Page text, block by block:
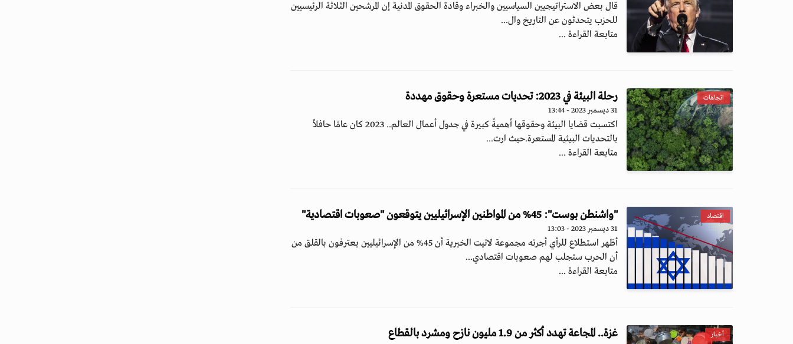
قال بعض الاستراتيجيين السياسيين والخبراء وقادة الحقوق المدنية إن المرشحين الثلاثة الرئيسيين
للحزب يتحدثون عن التاريخ وال...
متابعة القراءة ...
اتجاهات رحلة البيئة في 2023: تحديات مستعرة وحقوق مهددة
31 ديسمبر 2023 - 13:44
اكتسبت قضايا البيئة وحقوقها أهميةً كبيرة في جدول أعمال العالم.. 2023 كان عامًا حافلاً
بالتحديات البيئية المستعرة.حيث ارت...
متابعة القراءة ...
اقتصاد "واشنطن بوست": 45% من المواطنين الإسرائيليين يتوقعون "صعوبات اقتصادية"
31 ديسمبر 2023 - 13:03
أظهر استطلاع للرأي أجرته مجموعة لاتيت الخيرية أن 45% من الإسرائيليين يعترفون بالقلق من
أن الحرب ستجلب لهم صعوبات اقتصادي...
متابعة القراءة ...
أخبار غزة.. المجاعة تهدد أكثر من 1.9 مليون نازح ومشرد بالقطاع